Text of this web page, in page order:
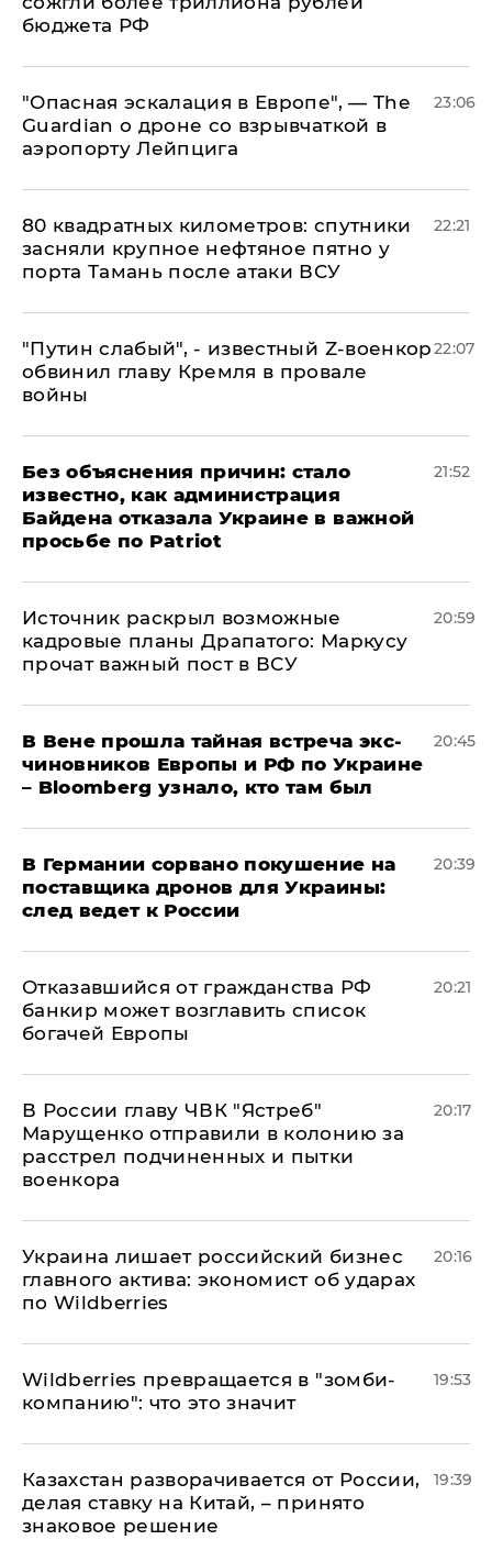
бюджета РФ
"Опасная эскалация в Европе", — The
Guardian о дроне со взрывчаткой в
аэропорту Лейпцига
23:06
80 квадратных километров: спутники
засняли крупное нефтяное пятно у
порта Тамань после атаки ВСУ
22:21
​"Путин слабый", - известный Z-военкор
обвинил главу Кремля в провале
войны
22:07
Без объяснения причин: стало
известно, как администрация
Байдена отказала Украине в важной
просьбе по Patriot
21:52
​Источник раскрыл возможные
кадровые планы Драпатого: Маркусу
прочат важный пост в ВСУ
20:59
В Вене прошла тайная встреча экс-
чиновников Европы и РФ по Украине
– Bloomberg узнало, кто там был
20:45
​В Германии сорвано покушение на
поставщика дронов для Украины:
след ведет к России
20:39
Отказавшийся от гражданства РФ
банкир может возглавить список
богачей Европы
20:21
В России главу ЧВК "Ястреб"
Марущенко отправили в колонию за
расстрел подчиненных и пытки
военкора
20:17
​Украина лишает российский бизнес
главного актива: экономист об ударах
по Wildberries
20:16
Wildberries превращается в "зомби-
компанию": что это значит
19:53
Казахстан разворачивается от России,
делая ставку на Китай, – принято
знаковое решение
19:39